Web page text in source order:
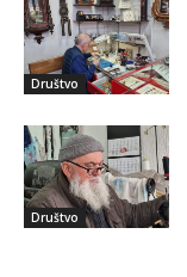
Društvo
Društvo